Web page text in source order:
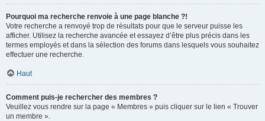
Pourquoi ma recherche renvoie à une page blanche ?!
Votre recherche a renvoyé trop de résultats pour que le serveur puisse les
afficher. Utilisez la recherche avancée et essayez d’être plus précis dans les
termes employés et dans la sélection des forums dans lesquels vous souhaitez
effectuer une recherche.
Haut
Comment puis-je rechercher des membres ?
Veuillez vous rendre sur la page « Membres » puis cliquer sur le lien « Trouver
un membre ».